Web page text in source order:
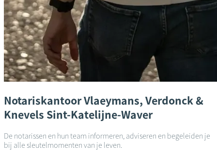
NotariskantoorVlaeymans, Verdonck &
Knevels Sint-Katelijne-Waver
De notarissen en hun team informeren, adviseren en begeleiden je
bij alle sleutelmomenten van je leven.